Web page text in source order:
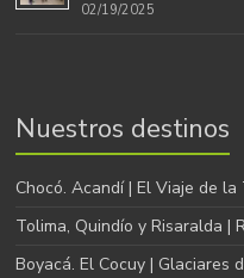
02/19/2025
Nuestros destinos
Chocó. Acandí | El Viaje de la
Tolima, Quindío y Risaralda |
Boyacá. El Cocuy | Glaciares